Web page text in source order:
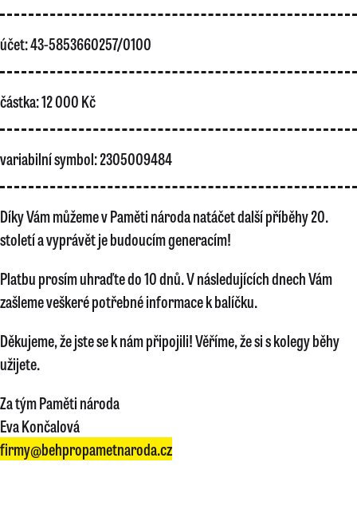
účet: 43-5853660257/0100
částka: 12 000 Kč
variabilní symbol: 2305009484
Díky Vám můžeme v Paměti národa natáčet další příběhy 20.
století a vyprávět je budoucím generacím!
Platbu prosím uhraďte do 10 dnů. V následujících dnech Vám
zašleme veškeré potřebné informace k balíčku.
Děkujeme, že jste se k nám připojili! Věříme, že si s kolegy běhy
užijete.
Za tým Paměti národa
Eva Končalová
firmy@behpropametnaroda.cz